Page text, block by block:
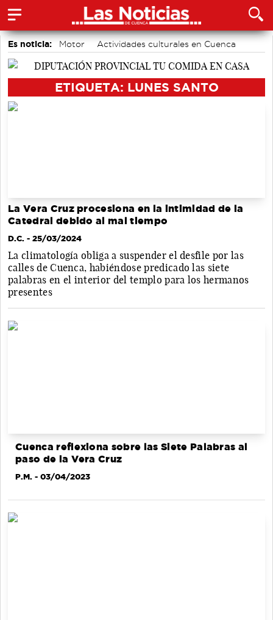
Es noticia: Motor
Actividades culturales en Cuenca
Medio Ambiente
ETIQUETA: LUNES SANTO
La Vera Cruz procesiona en la intimidad de la
Catedral debido al mal tiempo
D.C. - 25/03/2024
La climatología obliga a suspender el desfile por las
calles de Cuenca, habiéndose predicado las siete
palabras en el interior del templo para los hermanos
presentes
Cuenca reflexiona sobre las Siete Palabras al
paso de la Vera Cruz
P.M. - 03/04/2023